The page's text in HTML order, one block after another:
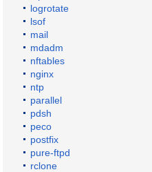
logrotate
lsof
mail
mdadm
nftables
nginx
ntp
parallel
pdsh
peco
postfix
pure-ftpd
rclone